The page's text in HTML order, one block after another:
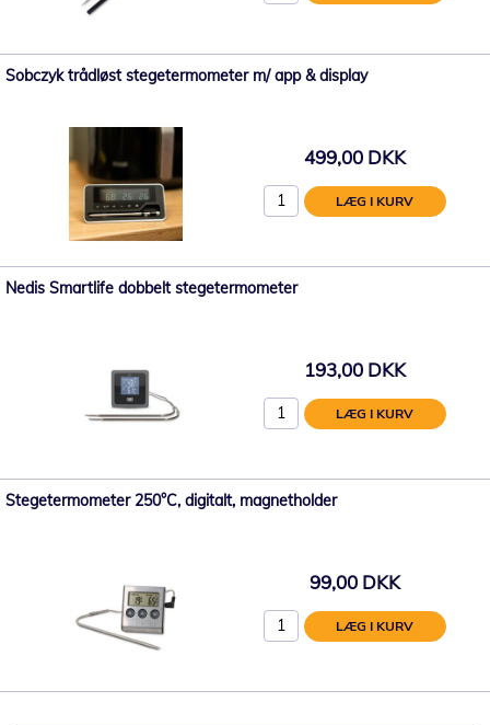
Sobczyk trådløst stegetermometer m/ app & display
499,00 DKK
LÆG I KURV
Nedis Smartlife dobbelt stegetermometer
193,00 DKK
LÆG I KURV
Stegetermometer 250°C, digitalt, magnetholder
99,00 DKK
LÆG I KURV